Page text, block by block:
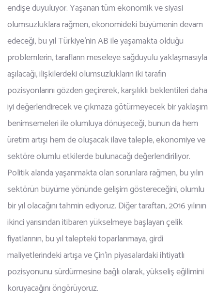
endişe duyuluyor. Yaşanan tüm ekonomik ve siyasi
olumsuzluklara rağmen, ekonomideki büyümenin devam
edeceği, bu yıl Türkiye’nin AB ile yaşamakta olduğu
problemlerin, tarafların meseleye sağduyulu yaklaşmasıyla
aşılacağı, ilişkilerdeki olumsuzlukların iki tarafın
pozisyonlarını gözden geçirerek, karşılıklı beklentileri daha
iyi değerlendirecek ve çıkmaza götürmeyecek bir yaklaşım
benimsemeleri ile olumluya dönüşeceği, bunun da hem
üretim artışı hem de oluşacak ilave taleple, ekonomiye ve
sektöre olumlu etkilerde bulunacağı değerlendiriliyor.
Politik alanda yaşanmakta olan sorunlara rağmen, bu yılın
sektörün büyüme yönünde gelişim göstereceğini, olumlu
bir yıl olacağını tahmin ediyoruz. Diğer taraftan, 2016 yılının
ikinci yarısından itibaren yükselmeye başlayan çelik
fiyatlarının, bu yıl talepteki toparlanmaya, girdi
maliyetlerindeki artışa ve Çin’in piyasalardaki ihtiyatlı
pozisyonunu sürdürmesine bağlı olarak, yükseliş eğilimini
koruyacağını öngörüyoruz.